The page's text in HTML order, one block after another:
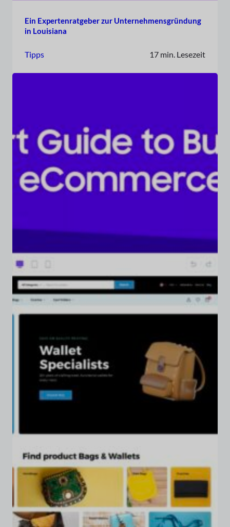
Ein Expertenratgeber zur Unternehmensgründung
in Louisiana
Tipps 17 min. Lesezeit